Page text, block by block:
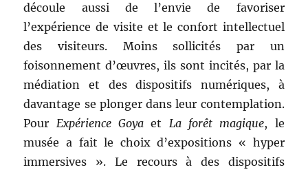
découle aussi de l’envie de favoriser
l’expérience de visite et le confort intellectuel
des visiteurs. Moins sollicités par un
foisonnement d’œuvres, ils sont incités, par la
médiation et des dispositifs numériques, à
davantage se plonger dans leur contemplation.
Pour Expérience Goya et La forêt magique, le
musée a fait le choix d’expositions « hyper
immersives ». Le recours à des dispositifs